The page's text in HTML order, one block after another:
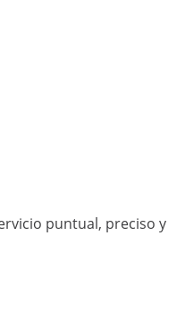
puntual, preciso y